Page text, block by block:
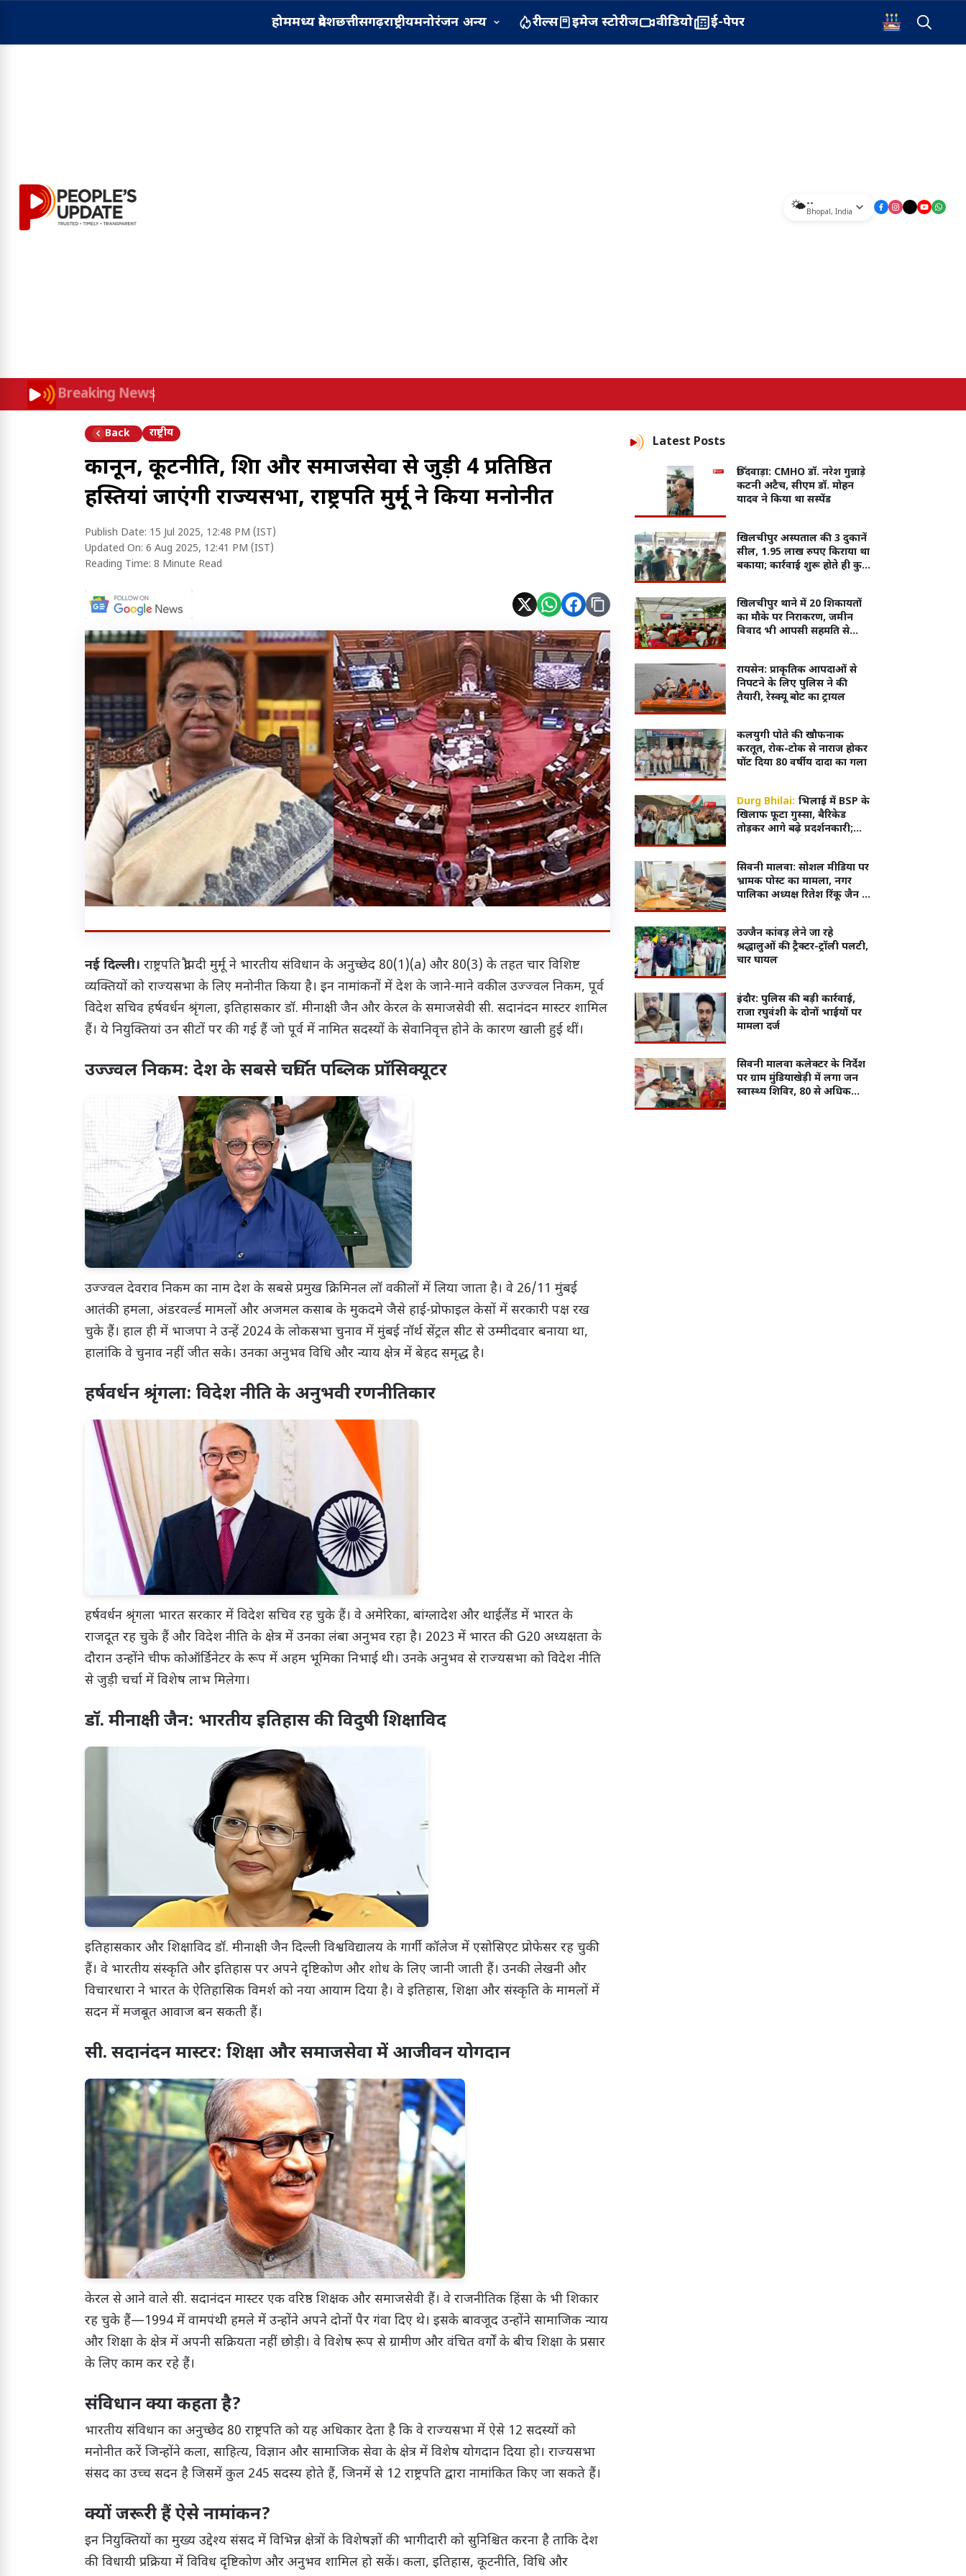
होममध्य प्रदेशछत्तीसगढ़राष्ट्रीयमनोरंजन अन्य रील्स इमेज स्टोरीज वीडियो ई-पेपर
🌤️--
Bhopal , India
Breaking News
Back राष्ट्रीय
कानून, कूटनीति, शिक्षा और समाजसेवा से जुड़ी 4 प्रतिष्ठित
हस्तियां जाएंगी राज्यसभा, राष्ट्रपति मुर्मू ने किया मनोनीत
Publish Date: 15 Jul 2025, 12:48 PM (IST)
Updated On: 6 Aug 2025, 12:41 PM (IST)
Reading Time: 8 Minute Read
नई दिल्ली। राष्ट्रपति द्रौपदी मुर्मू ने भारतीय संविधान के अनुच्छेद 80(1)(a) और 80(3) के तहत चार विशिष्ट
व्यक्तियों को राज्यसभा के लिए मनोनीत किया है। इन नामांकनों में देश के जाने-माने वकील उज्ज्वल निकम, पूर्व
विदेश सचिव हर्षवर्धन श्रृंगला, इतिहासकार डॉ. मीनाक्षी जैन और केरल के समाजसेवी सी. सदानंदन मास्टर शामिल
हैं। ये नियुक्तियां उन सीटों पर की गई हैं जो पूर्व में नामित सदस्यों के सेवानिवृत्त होने के कारण खाली हुई थीं।
उज्ज्वल निकम: देश के सबसे चर्चित पब्लिक प्रॉसिक्यूटर
उज्ज्वल देवराव निकम का नाम देश के सबसे प्रमुख क्रिमिनल लॉ वकीलों में लिया जाता है। वे 26/11 मुंबई
आतंकी हमला, अंडरवर्ल्ड मामलों और अजमल कसाब के मुकदमे जैसे हाई-प्रोफाइल केसों में सरकारी पक्ष रख
चुके हैं। हाल ही में भाजपा ने उन्हें 2024 के लोकसभा चुनाव में मुंबई नॉर्थ सेंट्रल सीट से उम्मीदवार बनाया था,
हालांकि वे चुनाव नहीं जीत सके। उनका अनुभव विधि और न्याय क्षेत्र में बेहद समृद्ध है।
हर्षवर्धन श्रृंगला: विदेश नीति के अनुभवी रणनीतिकार
हर्षवर्धन श्रृंगला भारत सरकार में विदेश सचिव रह चुके हैं। वे अमेरिका, बांग्लादेश और थाईलैंड में भारत के
राजदूत रह चुके हैं और विदेश नीति के क्षेत्र में उनका लंबा अनुभव रहा है। 2023 में भारत की G20 अध्यक्षता के
दौरान उन्होंने चीफ कोऑर्डिनेटर के रूप में अहम भूमिका निभाई थी। उनके अनुभव से राज्यसभा को विदेश नीति
से जुड़ी चर्चा में विशेष लाभ मिलेगा।
डॉ. मीनाक्षी जैन: भारतीय इतिहास की विदुषी शिक्षाविद
इतिहासकार और शिक्षाविद डॉ. मीनाक्षी जैन दिल्ली विश्वविद्यालय के गार्गी कॉलेज में एसोसिएट प्रोफेसर रह चुकी
हैं। वे भारतीय संस्कृति और इतिहास पर अपने दृष्टिकोण और शोध के लिए जानी जाती हैं। उनकी लेखनी और
विचारधारा ने भारत के ऐतिहासिक विमर्श को नया आयाम दिया है। वे इतिहास, शिक्षा और संस्कृति के मामलों में
सदन में मजबूत आवाज बन सकती हैं।
सी. सदानंदन मास्टर: शिक्षा और समाजसेवा में आजीवन योगदान
केरल से आने वाले सी. सदानंदन मास्टर एक वरिष्ठ शिक्षक और समाजसेवी हैं। वे राजनीतिक हिंसा के भी शिकार
रह चुके हैं—1994 में वामपंथी हमले में उन्होंने अपने दोनों पैर गंवा दिए थे। इसके बावजूद उन्होंने सामाजिक न्याय
और शिक्षा के क्षेत्र में अपनी सक्रियता नहीं छोड़ी। वे विशेष रूप से ग्रामीण और वंचित वर्गों के बीच शिक्षा के प्रसार
के लिए काम कर रहे हैं।
संविधान क्या कहता है?
भारतीय संविधान का अनुच्छेद 80 राष्ट्रपति को यह अधिकार देता है कि वे राज्यसभा में ऐसे 12 सदस्यों को
मनोनीत करें जिन्होंने कला, साहित्य, विज्ञान और सामाजिक सेवा के क्षेत्र में विशेष योगदान दिया हो। राज्यसभा
संसद का उच्च सदन है जिसमें कुल 245 सदस्य होते हैं, जिनमें से 12 राष्ट्रपति द्वारा नामांकित किए जा सकते हैं।
क्यों जरूरी हैं ऐसे नामांकन?
इन नियुक्तियों का मुख्य उद्देश्य संसद में विभिन्न क्षेत्रों के विशेषज्ञों की भागीदारी को सुनिश्चित करना है ताकि देश
की विधायी प्रक्रिया में विविध दृष्टिकोण और अनुभव शामिल हो सकें। कला, इतिहास, कूटनीति, विधि और
Latest Posts
छिंदवाड़ा: CMHO डॉ. नरेश गुन्नाड़े
कटनी अटैच, सीएम डॉ. मोहन
यादव ने किया था सस्पेंड
खिलचीपुर अस्पताल की 3 दुकानें
सील, 1.95 लाख रुपए किराया था
बकाया; कार्रवाई शुरू होते ही कुछ
खिलचीपुर थाने में 20 शिकायतों
का मौके पर निराकरण, जमीन
विवाद भी आपसी सहमति से
रायसेन: प्राकृतिक आपदाओं से
निपटने के लिए पुलिस ने की
तैयारी, रेस्क्यू बोट का ट्रायल
कलयुगी पोते की खौफनाक
करतूत, रोक-टोक से नाराज होकर
घोंट दिया 80 वर्षीय दादा का गला
Durg Bhilai: भिलाई में BSP के
खिलाफ फूटा गुस्सा, बैरिकेड
तोड़कर आगे बढ़े प्रदर्शनकारी;
सिवनी मालवा: सोशल मीडिया पर
भ्रामक पोस्ट का मामला, नगर
पालिका अध्यक्ष रितेश रिंकू जैन ने
उज्जैन कांवड़ लेने जा रहे
श्रद्धालुओं की ट्रैक्टर-ट्रॉली पलटी,
चार घायल
इंदौर: पुलिस की बड़ी कार्रवाई,
राजा रघुवंशी के दोनों भाईयों पर
मामला दर्ज
सिवनी मालवा कलेक्टर के निर्देश
पर ग्राम मुंडियाखेड़ी में लगा जन
स्वास्थ्य शिविर, 80 से अधिक